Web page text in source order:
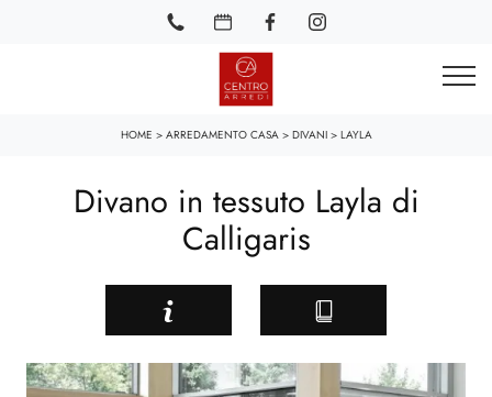
HOME > ARREDAMENTO CASA> DIVANI > LAYLA
Divano in tessuto Layla di
Calligaris